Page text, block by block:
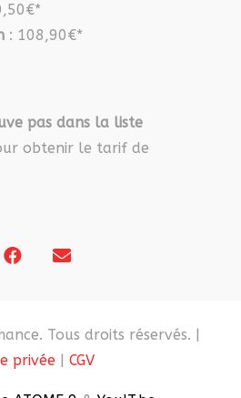
: 108,90€*
pas dans la liste
obtenir le tarif de
Tous droits réservés. |
privée CGV